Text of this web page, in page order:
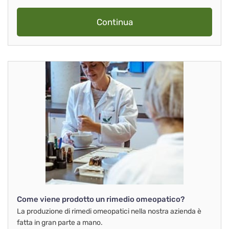
Continua
Come viene prodotto un rimedio omeopatico?
La produzione di rimedi omeopatici nella nostra azienda è
fatta in gran parte a mano.